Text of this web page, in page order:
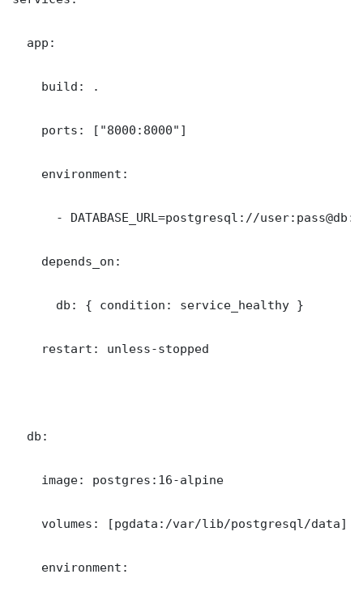
  app:
    build: .
    ports: ["8000:8000"]
    environment:
- DATABASE_URL=postgresql://
    depends_on:
      db: { condition: service_healthy }
    restart: unless-stopped
  db:
    image: postgres:16-alpine
    volumes: [pgdata:/var/lib/postgresql/data]
    environment: